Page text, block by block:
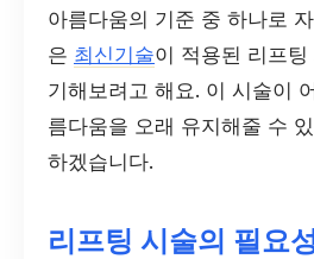
아름다움의 기준 중 하나로
은 최신기술이 적용된 리프
기해보려고 해요. 이 시술이
름다움을 오래 유지해줄 수
하겠습니다.
리프팅 시술의 필요